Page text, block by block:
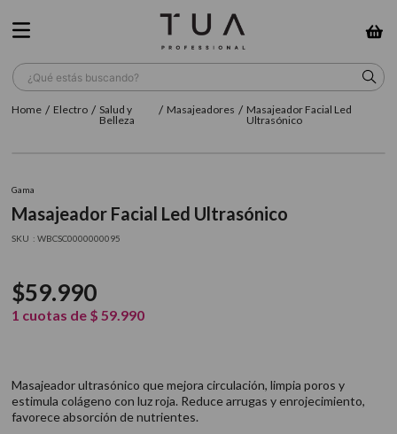
¿Qué estás buscando?
Electro
Salud y
Belleza
Masajeadores
Masajeador Facial Led
Ultrasónico
Gama
Masajeador Facial Led Ultrasónico
: WBCSC0000000095
$59.990
1 cuotas de $ 59.990
Masajeador ultrasónico que mejora circulación, limpia poros y
estimula colágeno con luz roja. Reduce arrugas y enrojecimiento,
favorece absorción de nutrientes.
TÉRMINOS MÁS BUSCADOS
3. farmavita
5. cepillo
6. gama
9. acondicionador